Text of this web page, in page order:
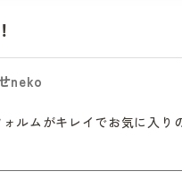
neko
ルムがキレイでお気に入り